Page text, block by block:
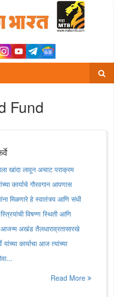
Fund
खांदा लावून अचाट पराक्रम
कार्याचे गौरवगान आपणास
मिळणारे हे स्वातंत्र्य आणि संधी
विषण्ण स्थिती आणि
आजन्म अखंड तैलधाराव्रतासारखे
यांच्या कार्याचा आज त्यांच्या
Read More